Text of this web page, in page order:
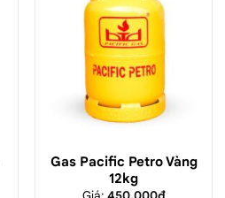
Gas Pacific Petro Vàng
12kg